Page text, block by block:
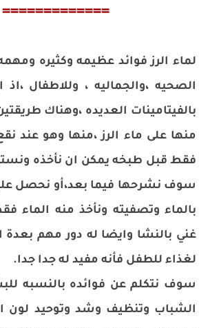
=============
لماء الرز فوائد عظيمه وكثيره
الصحيه ،والجماليه ، وللاطفال ،اذ
بالفيتامينات العديده ،وهناك
منها على ماء الرز ،منها وهو عند
فقط قبل طبخه يمكن ان نأخذه
سوف نشرحها فيما بعد،أو نحصل
بالماء وتصفيته ونأخذ منه الماء
غني بالنشا وايضا له دور مهم بعدة
لغذاء للطفل فأنه مفيد له جدا جدا.
سوف نتكلم عن فوائده بالنسبه
الشباب وتنظيف وشد وتوحيد لون